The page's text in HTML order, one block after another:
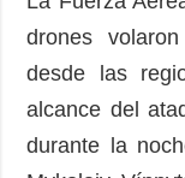
drones
desde las
alcance del
durante la